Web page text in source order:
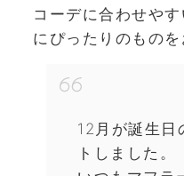
コーデに合わせや
にぴったりのものを
12月が誕生日
トしました。